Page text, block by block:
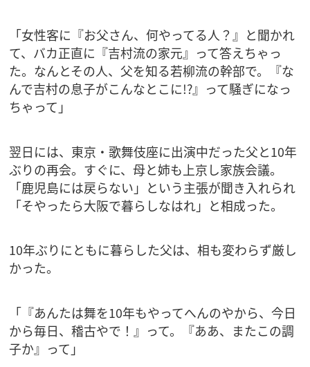
「女性客に『お父さん、何やってる人？』と聞かれ
て、バカ正直に『吉村流の家元』って答えちゃっ
た。なんとその人、父を知る若柳流の幹部で。『な
んで吉村の息子がこんなとこに!?』って騒ぎになっ
ちゃって」
翌日には、東京・歌舞伎座に出演中だった父と10年
ぶりの再会。すぐに、母と姉も上京し家族会議。
「鹿児島には戻らない」という主張が聞き入れられ
「そやったら大阪で暮らしなはれ」と相成った。
10年ぶりにともに暮らした父は、相も変わらず厳し
かった。
「『あんたは舞を10年もやってへんのやから、今日
から毎日、稽古やで！』って。『ああ、またこの調
子か』って」